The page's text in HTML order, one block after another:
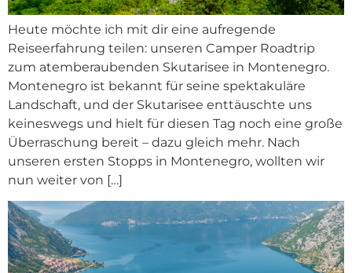
Heute möchte ich mit dir eine aufregende
Reiseerfahrung teilen: unseren Camper Roadtrip
zum atemberaubenden Skutarisee in Montenegro.
Montenegro ist bekannt für seine spektakuläre
Landschaft, und der Skutarisee enttäuschte uns
keineswegs und hielt für diesen Tag noch eine große
Überraschung bereit – dazu gleich mehr. Nach
unseren ersten Stopps in Montenegro, wollten wir
nun weiter von […]